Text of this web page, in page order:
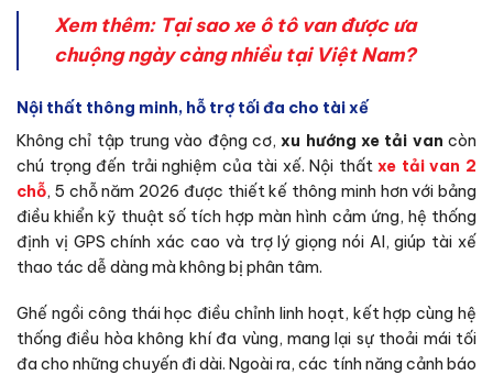
Xem thêm: Tại sao xe ô tô van được ưa
chuộng ngày càng nhiều tại Việt Nam?
Nội thất thông minh, hỗ trợ tối đa cho tài xế
Không chỉ tập trung vào động cơ,xu hướng xe tải van còn
chú trọng đến trải nghiệm của tài xế. Nội thấtxe tải van 2
chỗ, 5 chỗ năm 2026 được thiết kế thông minh hơn với bảng
điều khiển kỹ thuật số tích hợp màn hình cảm ứng, hệ thống
định vị GPS chính xác cao và trợ lý giọng nói AI, giúp tài xế
thao tác dễ dàng mà không bị phân tâm.
Ghế ngồi công thái học điều chỉnh linh hoạt, kết hợp cùng hệ
thống điều hòa không khí đa vùng, mang lại sự thoải mái tối
đa cho những chuyến đi dài. Ngoài ra, các tính năng cảnh báo